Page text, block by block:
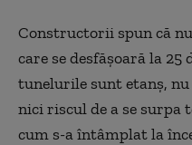
Constructorii spun că
care se desfăşoară la
tunelurile sunt etanş,
nici riscul de a se surpa
cum s-a întâmplat la